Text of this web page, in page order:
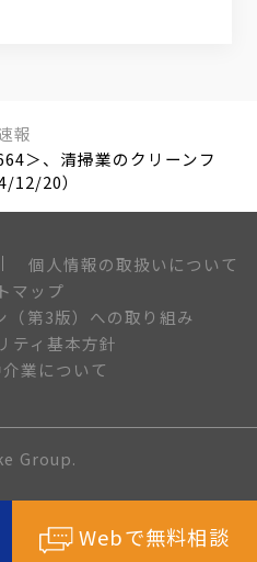
Webで無料相談
報
＞、清掃業のクリーンフ
12/20）
個人情報の取扱いについて
マップ
第3版）への取り組み
ティ基本方針
業について
Group.